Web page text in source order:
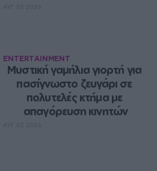
ENTERTAINMENT
Μυστική γαμήλια γιορτή για
πασίγνωστο ζευγάρι σε
πολυτελές κτήμα με
απαγόρευση κινητών